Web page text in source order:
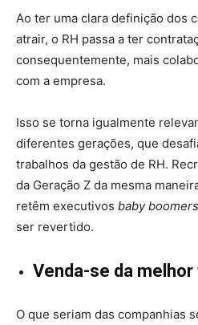
Ao ter uma clara definição dos
atrair, o RH passa a ter
consequentemente, mais
com a empresa.
Isso se torna igualmente
diferentes gerações, que
trabalhos da gestão de RH.
da Geração Z da mesma
retêm executivos baby boomers
ser revertido.
Venda-se da
O que seriam das companhias